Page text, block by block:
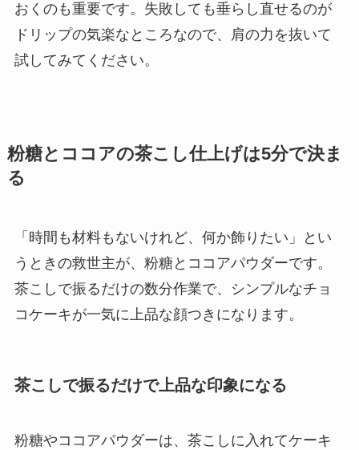
おくのも重要です。失敗しても垂らし直せるのが
ドリップの気楽なところなので、肩の力を抜いて
試してみてください。
粉糖とココアの茶こし仕上げは5分で決ま
る
「時間も材料もないけれど、何か飾りたい」とい
うときの救世主が、粉糖とココアパウダーです。
茶こしで振るだけの数分作業で、シンプルなチョ
コケーキが一気に上品な顔つきになります。
茶こしで振るだけで上品な印象になる
粉糖やココアパウダーは、茶こしに入れてケーキ